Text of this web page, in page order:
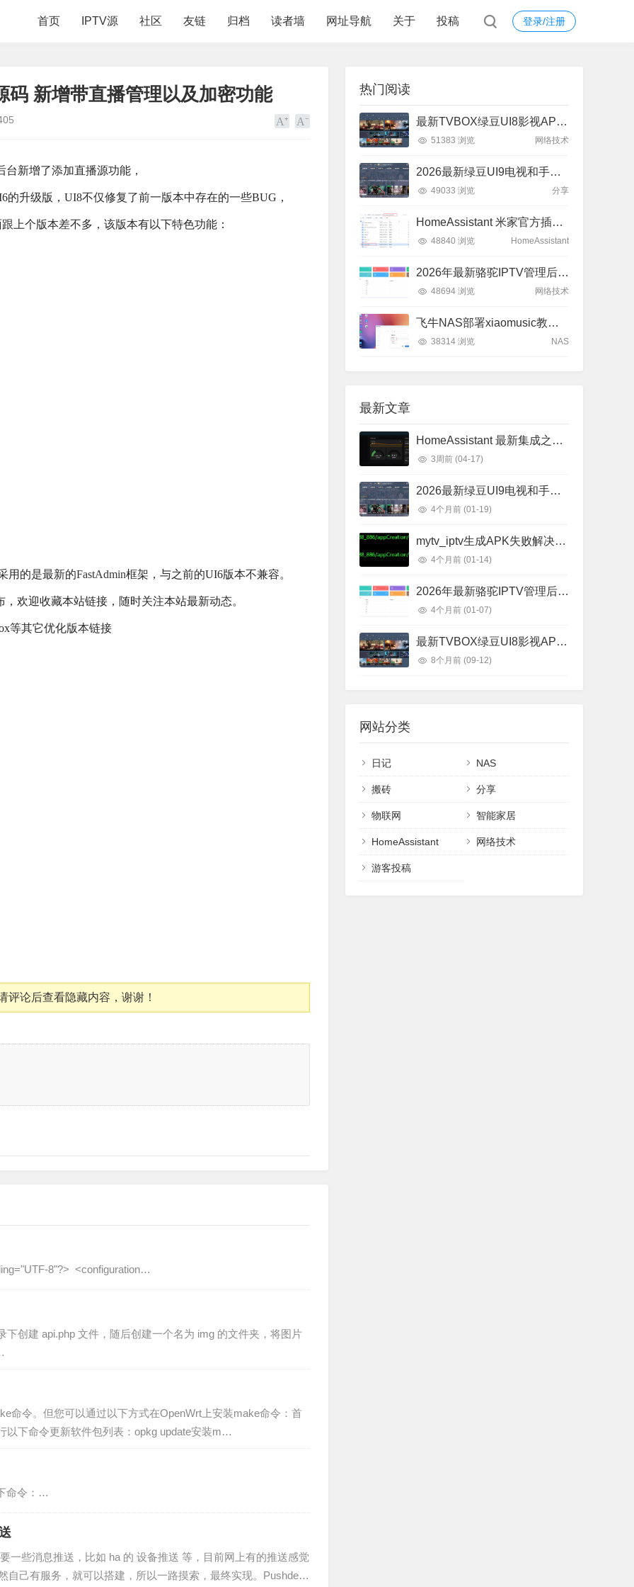
登录/注册
首页 IPTV源 社区 友链 归档 读者墙 网址导航 关于 投稿
新增带直播管理以及加密功能
台新增了添加直播源功能，
升级版，UI8不仅修复了前一版本中存在的一些BUG，
上个版本差不多，该版本有以下特色功能：
用的是最新的FastAdmin框架，与之前的UI6版本不兼容。
欢迎收藏本站链接，随时关注本站最新动态。
等其它优化版本链接
评论后查看隐藏内容，谢谢！
8"?> <configuration…
创建 api.php 文件，随后创建一个名为 img 的文件夹，将图片
命令。但您可以通过以下方式在OpenWrt上安装make命令：首
以下命令更新软件包列表：opkg update安装m…
命令：…
一些消息推送，比如 ha 的 设备推送 等，目前网上有的推送感觉
自己有服务，就可以搭建，所以一路摸索，最终实现。Pushdeer
热门阅读
最新TVBOX绿豆UI8影视APP源码 新增带直播管理以及加密功能
51383 浏览 网络技术
2026最新绿豆UI9电视和手机双端分享
49033 浏览 分享
HomeAssistant 米家官方插件安装教程
48840 浏览 HomeAssistant
2026年最新骆驼IPTV管理后台对接群晖，DIYP双端接入
48694 浏览 网络技术
飞牛NAS部署xiaomusic教程 轻松实现小爱音箱播放NAS音乐听歌全攻略
38314 浏览 NAS
最新文章
HomeAssistant 最新集成之国家电网
3周前 (04-17)
2026最新绿豆UI9电视和手机双端分享
4个月前 (01-19)
mytv_iptv生成APK失败解决方法
4个月前 (01-14)
2026年最新骆驼IPTV管理后台对接群晖，DIYP双端接入
4个月前 (01-07)
最新TVBOX绿豆UI8影视APP源码 新增带直播管理以及加密功能
8个月前 (09-12)
网站分类
日记 NAS
搬砖 分享
物联网 智能家居
HomeAssistant 网络技术
游客投稿